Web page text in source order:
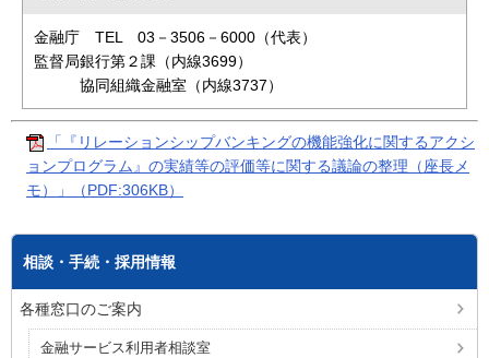
金融庁 TEL 03－3506－6000（代表）
監督局銀行第２課（内線3699）
協同組織金融室（内線3737）
「『リレーションシップバンキングの機能強化に関するアクシ
ョンプログラム』の実績等の評価等に関する議論の整理（座長メ
モ）」（PDF:306KB）
相談・手続・採用情報
各種窓口のご案内
金融サービス利用者相談室